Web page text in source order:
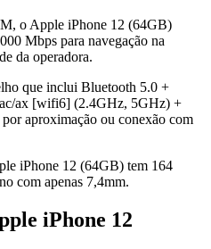
o Apple iPhone 12 (64GB)
Mbps para navegação na
da operadora.
que inclui Bluetooth 5.0 +
ax [wifi6] (2.4GHz, 5GHz) +
aproximação ou conexão com
iPhone 12 (64GB) tem 164
com apenas 7,4mm.
iPhone 12